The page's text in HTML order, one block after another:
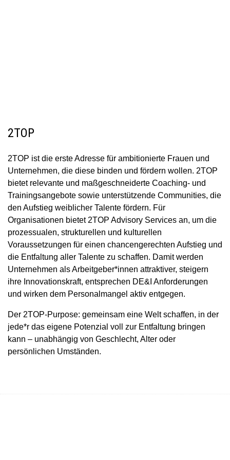
2TOP
2TOP ist die erste Adresse für ambitionierte Frauen und
Unternehmen, die diese binden und fördern wollen. 2TOP
bietet relevante und maßgeschneiderte Coaching- und
Trainingsangebote sowie unterstützende Communities, die
den Aufstieg weiblicher Talente fördern. Für
Organisationen bietet 2TOP Advisory Services an, um die
prozessualen, strukturellen und kulturellen
Voraussetzungen für einen chancengerechten Aufstieg und
die Entfaltung aller Talente zu schaffen. Damit werden
Unternehmen als Arbeitgeber*innen attraktiver, steigern
ihre Innovationskraft, entsprechen DE&I Anforderungen
und wirken dem Personalmangel aktiv entgegen.
Der 2TOP-Purpose: gemeinsam eine Welt schaffen, in der
jede*r das eigene Potenzial voll zur Entfaltung bringen
kann – unabhängig von Geschlecht, Alter oder
persönlichen Umständen.